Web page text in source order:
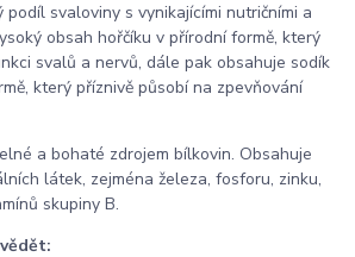
podíl svaloviny s vynikajícími nutričními a
obsah hořčíku v přírodní formě, který
svalů a nervů, dále pak obsahuje sodík
který příznivě působí na zpevňování
a bohaté zdrojem bílkovin. Obsahuje
látek, zejména železa, fosforu, zinku,
skupiny B.